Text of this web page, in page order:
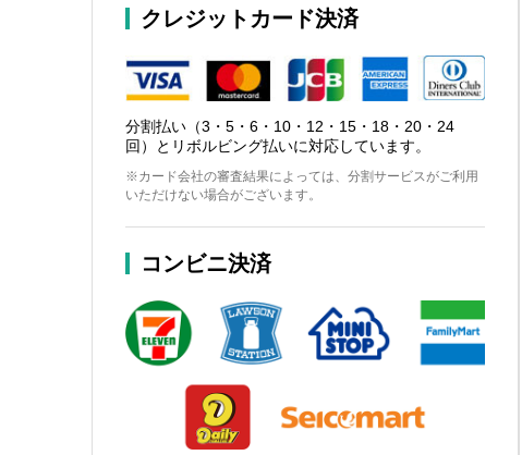
クレジットカード決済
分割払い（3・5・6・10・12・15・18・20・24
回）とリボルビング払いに対応しています。
※カード会社の審査結果によっては、分割サービスがご利用
いただけない場合がございます。
コンビニ決済